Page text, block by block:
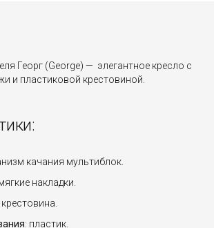
Георг (George) — элегантное кресло с
и пластиковой крестовиной.
качания мультиблок.
накладки.
крестовина.
: пластик.